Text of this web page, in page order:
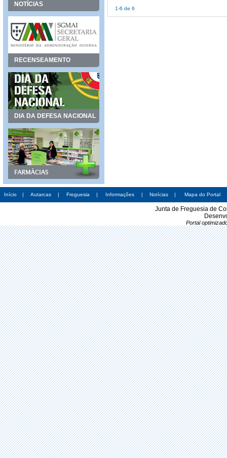
NOTÍCIAS
RECENSEAMENTO
DIA DA DEFESA NACIONAL
1-6 de 6
Início | Autarcas | Freguesia | Informações | Notícias | Mapa do Portal
Junta de Freguesia de
Portal